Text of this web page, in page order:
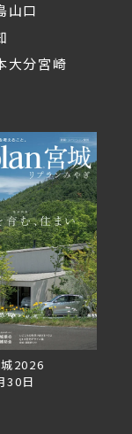
山口
大分宮崎
道VOL.153
27日